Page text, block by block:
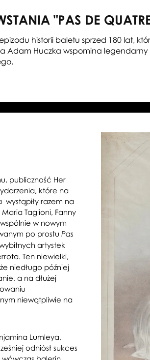
"PAS DE
historii baletu sprzed 180 lat,
Adam Huczka wspomina
publiczność Her
które na
wystąpiły razem na
Taglioni, Fanny
w nowym
po prostu Pas
artystek
Ten niewielki,
niedługo później
a na dłużej
niewątpliwie na
Lumleya,
odniósł sukces